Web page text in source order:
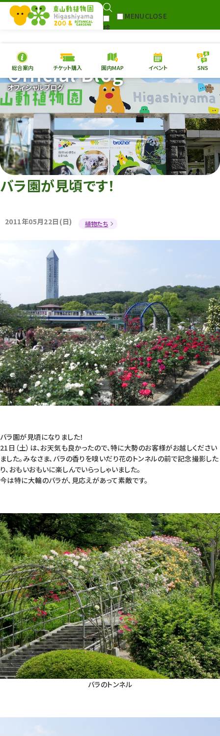
検
MENUCLOSE
本日の開園情報 チケッ
園内MAP イベント
総合案内
動物園 植物園 フ
再生プラン
東山動植物園
への支援
環境教育
総合案内 チケット購入 園内MAP イベント SNS
オフィシャルブログ
Official Blog
バラ園が見頃です！
2011年05月22日(日) 植物たち
バラ園が見頃になりました！
21日（土）は、お天気も良かったので、特に大勢のお客様がお越しください
ました。みなさま、バラの香りを嗅いだり花のトンネルの前で記念撮影した
り、おもいおもいに楽しんでいらっしゃいました。
今は特に大輪のバラが、見応えがあって素敵です。
バラのトンネル